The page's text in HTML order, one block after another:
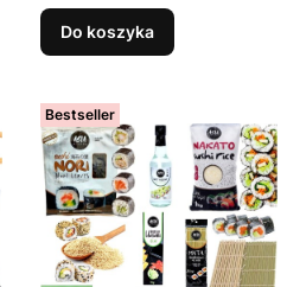
Do koszyka
Bestseller